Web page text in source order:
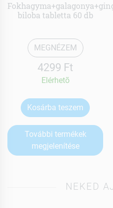
biloba tabletta 60 db
MEGNÉZEM
4299 Ft
Elérhetõ
Kosárba teszem
További termékek
megjelenítése
NEKED